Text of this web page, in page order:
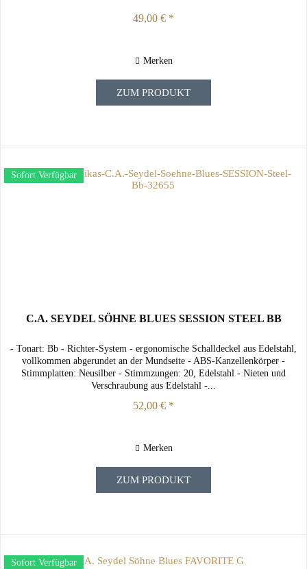
49,00 € *
Merken
ZUM PRODUKT
Sofort Verfügbar
C.A. SEYDEL SÖHNE BLUES SESSION STEEL BB
- Tonart: Bb - Richter-System - ergonomische Schalldeckel aus Edelstahl,
vollkommen abgerundet an der Mundseite - ABS-Kanzellenkörper -
Stimmplatten: Neusilber - Stimmzungen: 20, Edelstahl - Nieten und
Verschraubung aus Edelstahl -...
52,00 € *
Merken
ZUM PRODUKT
Sofort Verfügbar